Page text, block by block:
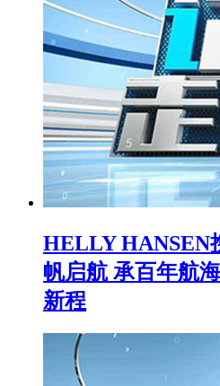
HELLY HANSEN
帆启航 承百年航
新程